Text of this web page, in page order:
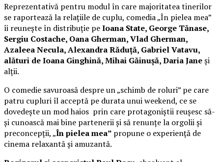
Reprezentativă pentru modul în care majoritatea tinerilor
se raportează la relațiile de cuplu, comedia „În pielea mea”
îi reunește în distribuție peIoana State, George Tănase,
Sergiu Costache, Oana Gherman, Vlad Gherman,
Azaleea Necula, Alexandra Răduță, Gabriel Vatavu,
alături de Ioana Ginghină, Mihai Găinușă, Daria Janeși
alții.
O comedie savuroasă despre un „schimb de roluri” pe care
patru cupluri îl acceptă pe durata unui weekend, ce se
dovedește un mod haios prin care protagoniștii reușesc să-
și cunoască mai bine partenerii și să renunțe la orgolii și
preconcepții, „În pielea mea” propune o experiență de
cinema relaxantă și amuzantă.